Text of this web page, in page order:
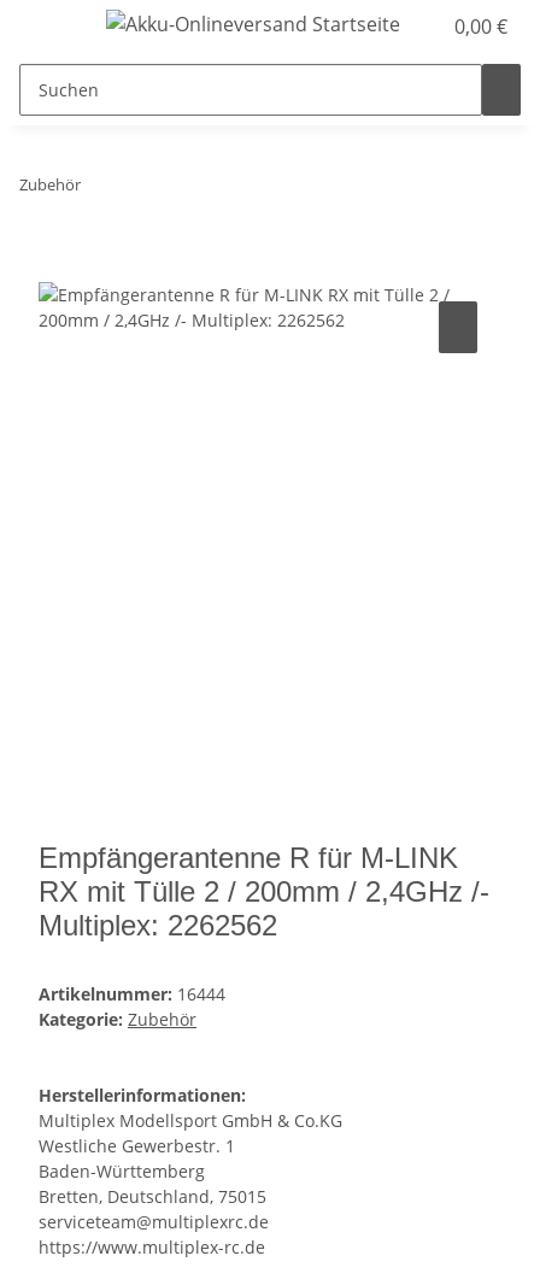
0,00 €
Zubehör
Empfängerantenne R für M-LINK
RX mit Tülle 2 / 200mm / 2,4GHz /-
Multiplex: 2262562
Artikelnummer: 16444
Kategorie: Zubehör
Herstellerinformationen:
Multiplex Modellsport GmbH & Co.KG
Westliche Gewerbestr. 1
Baden-Württemberg
Bretten, Deutschland, 75015
serviceteam@multiplexrc.de
https://www.multiplex-rc.de